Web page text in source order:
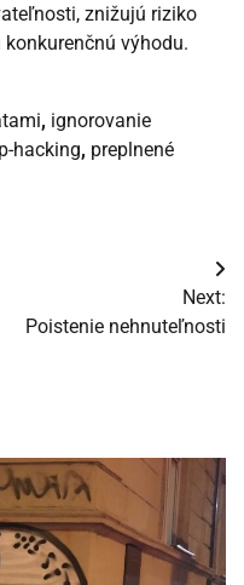
znižujú riziko
výhodu.
, ignorovanie
p-hacking, preplnené
Next:
Poistenie nehnuteľnosti